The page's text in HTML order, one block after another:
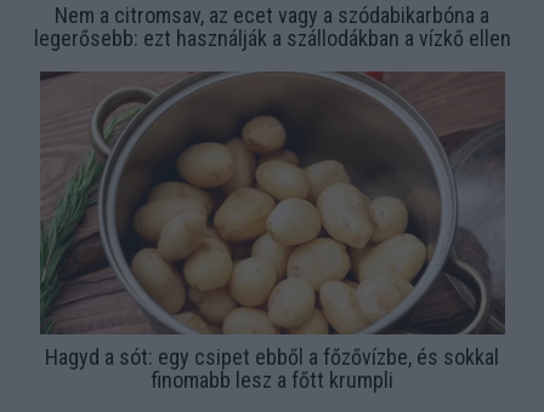
Nem a citromsav, az ecet vagy a szódabikarbóna a
legerősebb: ezt használják a szállodákban a vízkő ellen
Hagyd a sót: egy csipet ebből a főzővízbe, és sokkal
finomabb lesz a főtt krumpli